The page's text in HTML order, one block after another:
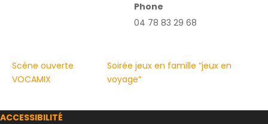
Phone
04 78 83 29 68
Scène ouverte
VOCAMIX
Soirée jeux en famille “jeux en
voyage”
ACCESSIBILITÉ